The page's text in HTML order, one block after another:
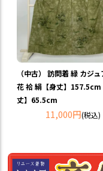
（中古） 訪問着 緑 カジ
花 袷 絹【身丈】157.5cm
丈】65.5cm
11,000円(税込)